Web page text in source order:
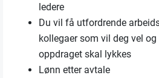
ledere
Du vil få utfordrende
kollegaer som vil deg vel
oppdraget skal lykkes
Lønn etter avtale